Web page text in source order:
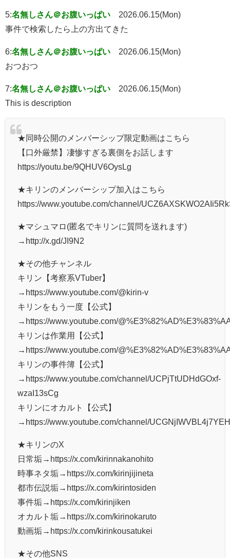
5:名無しさん＠お腹いっぱい
2026.06.15(Mon)
事件で検索したら上の方出てきた
6:名無しさん＠お腹いっぱい
2026.06.15(Mon)
おつおつ
7:名無しさん＠お腹いっぱい
2026.06.15(Mon)
This is description
★同時公開のメンバーシップ限定動画はこちら
【口外厳禁】凄惨すぎる裏側をお話します
https://youtu.be/9QHUV6OysLg
★キリンのメンバーシップ加入はこちら
https://www.youtube.com/channel/
★マシュマロ(匿名でキリンに質問を送れます)
→http://x.gd/JI9N2
★その他チャンネル
キリン【考察系VTuber】
→https://www.youtube.com/@kirin-v
キリンをもう一度【公式】
→https://www.youtube.com/
キリンは作業用【公式】
→https://www.youtube.com/
キリンの事件簿【公式】
→https://www.youtube.com/channel/UCPjTtUDHdGOxf-
wzaI13sCg
キリンにオカルト【公式】
→https://www.youtube.com/channel/
★キリンのX
日常垢→https://x.com/kirinnakanohito
時事ネタ垢→https://x.com/kirinjijineta
都市伝説垢→https://x.com/kirintosiden
事件垢→https://x.com/kirinjiken
オカルト垢→https://x.com/kirinokaruto
動画垢→https://x.com/kirinkousatukei
★その他SNS